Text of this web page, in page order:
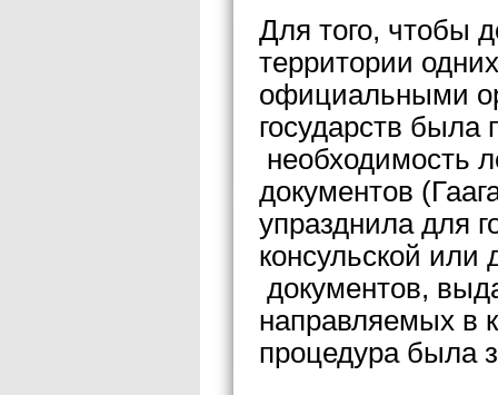
Для того, чтобы
территории
официальными
государств
необходимость
документов
упразднила для
консульской или
документов,
направляемых в
процедура была